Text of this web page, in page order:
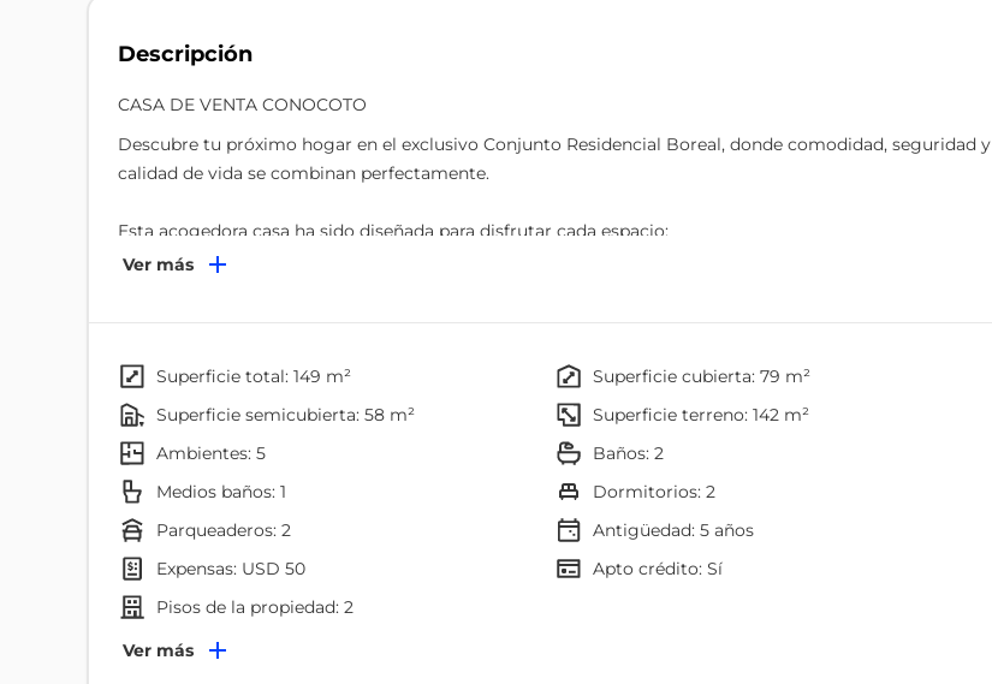
Descripción
CASA DE VENTA CONOCOTO
Descubre tu próximo hogar en el exclusivo Conjunto Residencial Boreal, donde comodidad, seguridad y
calidad de vida se combinan perfectamente.
Esta acogedora casa ha sido diseñada para disfrutar cada espacio:
Cocina funcional y bien distribuida
Baño social
Espectacular pérgola con área BBQ perfecta para reuniones y momentos inolvidables
Área independiente de lavado y secado
Segunda planta
Dormitorio con baño privado y balcón, ideal para visitas o familia
Dormitorio máster con baño completo y cómodo walk-in closet
Además, la propiedad incluye dos parqueaderos, brindando practicidad y seguridad.
Ver más
superficie total: 149 m²
superficie cubierta: 79 m²
superficie semicubierta: 58 m²
superficie terreno: 142 m²
ambientes: 5
baños: 2
Medios baños: 1
dormitorios: 2
parqueaderos: 2
Antigüedad:5años
expensas: USD 50
Apto crédito: Sí
pisos de la propiedad: 2
Ambientes
Ver más